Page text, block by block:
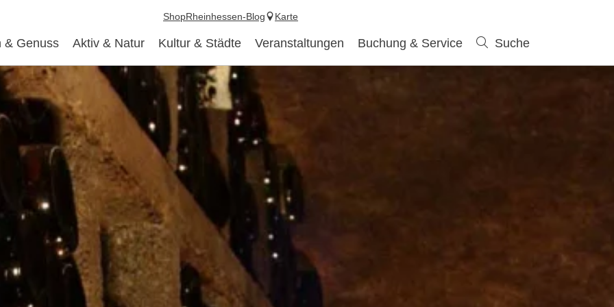
& Genuss Aktiv & Natur Kultur & Städte Veranstaltungen Buchung & Service Suche
ShopRheinhessen-Blog Karte